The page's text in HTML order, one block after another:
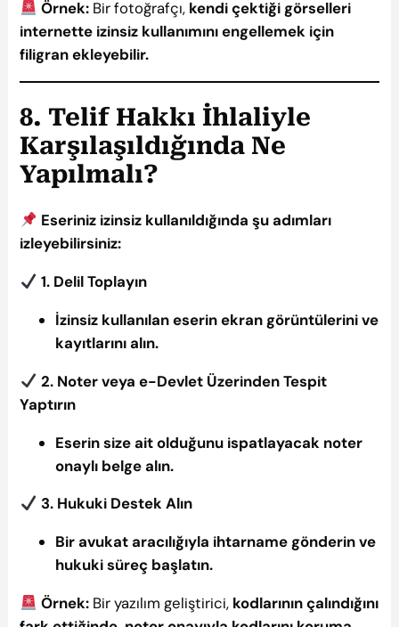
Örnek:Bir fotoğrafçı, kendi çektiği görselleri
internette izinsiz kullanımını engellemek için
filigran ekleyebilir.
8. Telif Hakkı İhlaliyle
Karşılaşıldığında Ne
Yapılmalı?
Eseriniz izinsiz kullanıldığında şu adımları
izleyebilirsiniz:
1. Delil Toplayın
İzinsiz kullanılan eserin ekran görüntülerini ve
kayıtlarını alın.
2. Noter veya e-Devlet Üzerinden Tespit
Yaptırın
Eserin size ait olduğunu ispatlayacak noter
onaylı belge alın.
3. Hukuki Destek Alın
Bir avukat aracılığıyla ihtarname gönderin ve
hukuki süreç başlatın.
Örnek:Bir yazılım geliştirici, kodlarının çalındığını